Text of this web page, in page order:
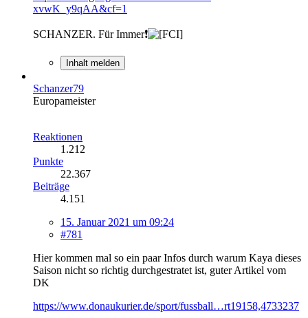
xvwK_y9qAA&cf=1
SCHANZER. Für Immer❗
Inhalt melden
Schanzer79
Europameister
Reaktionen
1.212
Punkte
22.367
Beiträge
4.151
15. Januar 2021 um 09:24
#781
Hier kommen mal so ein paar Infos durch warum Kaya dieses
Saison nicht so richtig durchgestratet ist, guter Artikel vom
DK
https://www.donaukurier.de/sport/fussball…rt19158,4733237